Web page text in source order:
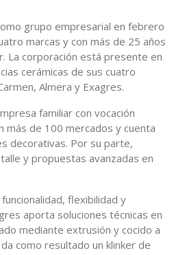
grupo empresarial en febrero
marcas y con más de 25 años
La corporación está presente en
cerámicas de sus cuatro
Almera y Exagres.
familiar con vocación
más de 100 mercados y cuenta
decorativas. Por su parte,
y propuestas avanzadas en
flexibilidad y
aporta soluciones técnicas en
mediante extrusión y cocido a
como resultado un klinker de